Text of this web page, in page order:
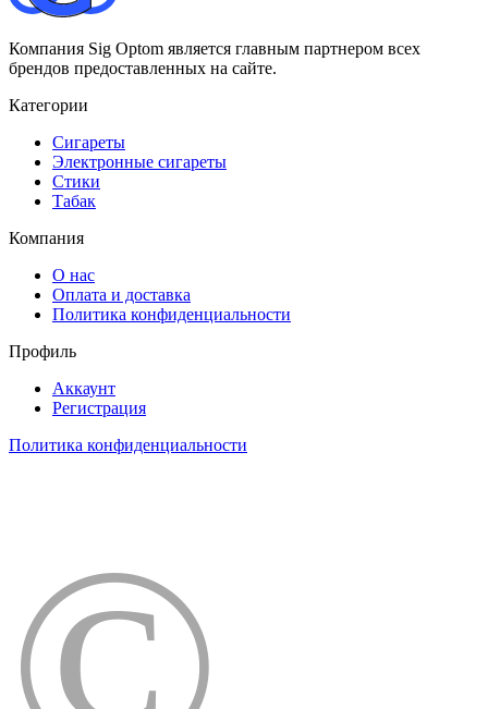
Компания Sig Optom является главным партнером всех
брендов предоставленных на сайте.
Категории
Сигареты
Электронные сигареты
Стики
Табак
Компания
О нас
Оплата и доставка
Политика конфиденциальности
Профиль
Аккаунт
Регистрация
Политика конфиденциальности